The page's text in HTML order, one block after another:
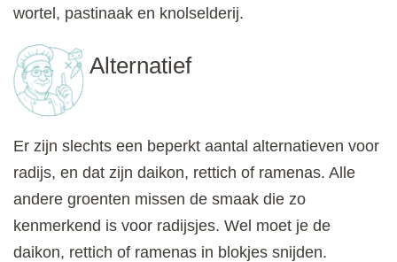
wortel, pastinaak en knolselderij.
Alternatief
Er zijn slechts een beperkt aantal alternatieven voor
radijs, en dat zijn daikon, rettich of ramenas. Alle
andere groenten missen de smaak die zo
kenmerkend is voor radijsjes. Wel moet je de
daikon, rettich of ramenas in blokjes snijden.